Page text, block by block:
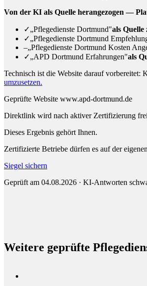
Von der KI als Quelle herangezogen —
✓„Pflegedienste Dortmund"als Quelle
✓„Pflegedienste Dortmund
–„Pflegedienste Dortmund Kosten
✓„APD Dortmund Erfahrungen"als
Technisch ist die Website darauf vorbereitet:
umzusetzen.
Geprüfte Website www.apd-dortmund.de
Direktlink wird nach aktiver Zertifizierung
Dieses Ergebnis gehört Ihnen.
Zertifizierte Betriebe dürfen es auf der
Siegel sichern
Geprüft am 04.08.2026 · KI-Antworten
Weitere geprüfte